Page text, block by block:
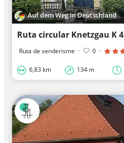
Auf dem Weg in Deutschland
Ruta circular Knetzgau K 4
Ruta de senderisme · 0 ·
6,83 km 134 m